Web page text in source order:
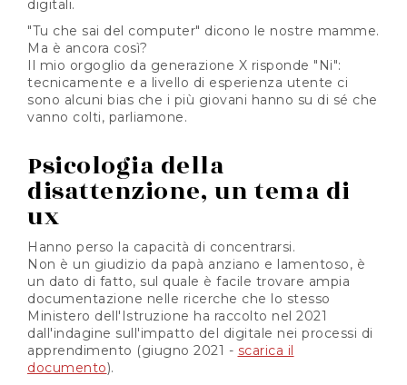
digitali.
"Tu che sai del computer" dicono le nostre mamme.
Ma è ancora così?
Il mio orgoglio da generazione X risponde "Ni":
tecnicamente e a livello di esperienza utente ci
sono alcuni bias che i più giovani hanno su di sé che
vanno colti, parliamone.
Psicologia della
disattenzione, un tema di
ux
Hanno perso la capacità di concentrarsi.
Non è un giudizio da papà anziano e lamentoso, è
un dato di fatto, sul quale è facile trovare ampia
documentazione nelle ricerche che lo stesso
Ministero dell'Istruzione ha raccolto nel 2021
dall'indagine sull'impatto del digitale nei processi di
apprendimento (giugno 2021 - scarica il
documento).